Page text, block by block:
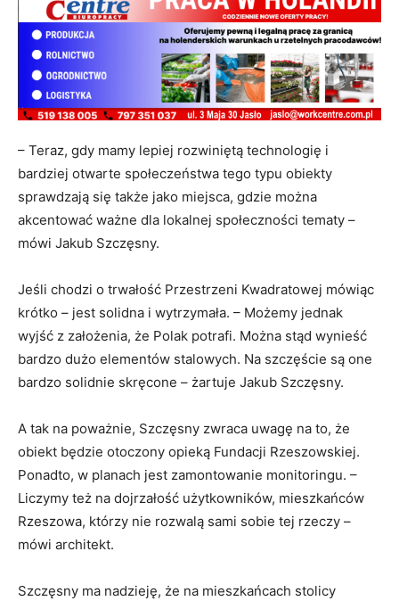
– Teraz, gdy mamy lepiej rozwiniętą technologię i
bardziej otwarte społeczeństwa tego typu obiekty
sprawdzają się także jako miejsca, gdzie można
akcentować ważne dla lokalnej społeczności tematy –
mówi Jakub Szczęsny.
Jeśli chodzi o trwałość Przestrzeni Kwadratowej mówiąc
krótko – jest solidna i wytrzymała. – Możemy jednak
wyjść z założenia, że Polak potrafi. Można stąd wynieść
bardzo dużo elementów stalowych. Na szczęście są one
bardzo solidnie skręcone – żartuje Jakub Szczęsny.
A tak na poważnie, Szczęsny zwraca uwagę na to, że
obiekt będzie otoczony opieką Fundacji Rzeszowskiej.
Ponadto, w planach jest zamontowanie monitoringu. –
Liczymy też na dojrzałość użytkowników, mieszkańców
Rzeszowa, którzy nie rozwalą sami sobie tej rzeczy –
mówi architekt.
Szczęsny ma nadzieję, że na mieszkańcach stolicy